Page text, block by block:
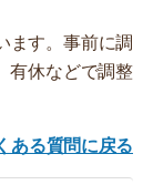
ます。事前に調
有休などで調整
ある質問に戻る